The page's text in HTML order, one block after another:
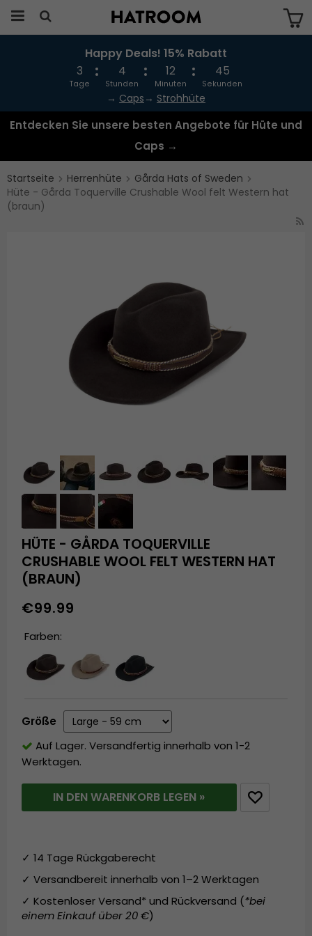
Das Produkt wurde in Ihren Warenkorb
gelegt
Happy Deals! 15% Rabatt
3
Tage
4
Stunden
12
Minuten
45
Sekunden
→ Caps → Strohhüte
Entdecken Sie unsere besten Angebote für Hüte und
Caps →
Startseite Herrenhüte
Gårda Hats of Sweden
Hüte - Gårda Toquerville Crushable Wool felt Western hat
(braun)
HÜTE - GÅRDA TOQUERVILLE
CRUSHABLE WOOL FELT WESTERN HAT
(BRAUN)
€99.99
Farben:
Größe
Auf Lager. Versandfertig innerhalb von 1-2
Werktagen.
IN DEN WARENKORB LEGEN »
✓ 14 Tage Rückgaberecht
✓ Versandbereit innerhalb von 1–2 Werktagen
✓ Kostenloser Versand* und Rückversand (*bei
einem Einkauf über 20 €)